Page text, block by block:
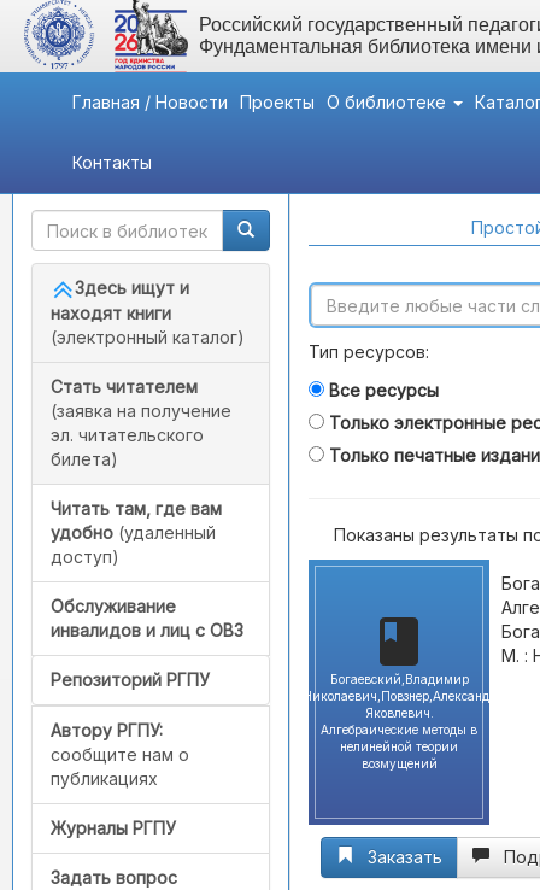
Российский государственный
Фундаментальная библиотека
Главная / Новости Проекты О библиотеке
Контакты
Быстрый доступ
Здесь ищут и
находят книги
(электронный каталог)
Стать читателем
(заявка на получение
эл. читательского
билета)
Читать там, где вам
удобно (удаленный
доступ)
Обслуживание
инвалидов и лиц с ОВЗ
Репозиторий РГПУ
Автору РГПУ:
сообщите нам о
публикациях
Журналы РГПУ
Задать вопрос
Тип ресурсов:
Все ресурсы
Только электронные
Только печатные
Показаны результаты
Богаевский,Владимир
Николаевич,Повзнер,Александр
Яковлевич.
Алгебраические методы в
нелинейной теории
возмущений
М. :
Заказать